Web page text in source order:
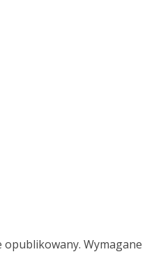
opublikowany. Wymagane